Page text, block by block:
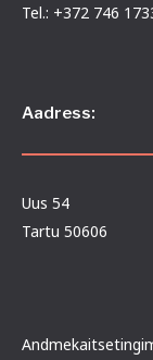
Tel.: +372 746
Aadress:
Uus 54
Tartu 50606